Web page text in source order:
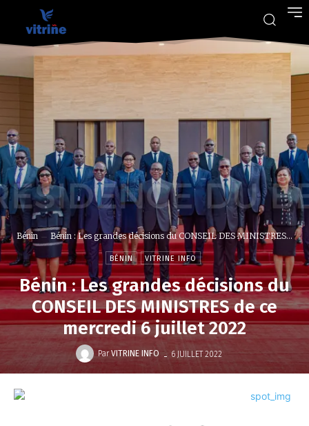
Bénin Bénin : Les grandes décisions du CONSEIL DES MINISTRES...
BÉNIN VITRINE INFO
Bénin : Les grandes décisions du
CONSEIL DES MINISTRES de ce
mercredi 6 juillet 2022
Par VITRINE INFO - 6 JUILLET 2022